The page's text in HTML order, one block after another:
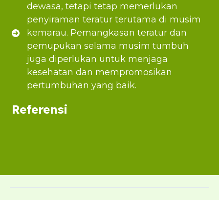
dewasa, tetapi tetap memerlukan
penyiraman teratur terutama di musim
kemarau. Pemangkasan teratur dan
pemupukan selama musim tumbuh
juga diperlukan untuk menjaga
kesehatan dan mempromosikan
pertumbuhan yang baik.
Referensi